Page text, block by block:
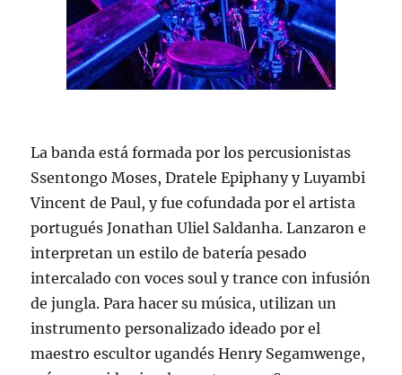
La banda está formada por los percusionistas
Ssentongo Moses, Dratele Epiphany y Luyambi
Vincent de Paul, y fue cofundada por el artista
portugués Jonathan Uliel Saldanha. Lanzaron e
interpretan un estilo de batería pesado
intercalado con voces soul y trance con infusión
de jungla. Para hacer su música, utilizan un
instrumento personalizado ideado por el
maestro escultor ugandés Henry Segamwenge,